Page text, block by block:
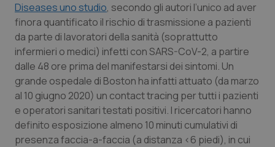
Vaccini
Diseases uno studio, secondo gli autori l’unico ad aver
finora quantificato il rischio di trasmissione a pazienti
da parte di lavoratori della sanità (soprattutto
infermieri o medici) infetti con SARS-CoV-2, a partire
dalle 48 ore prima del manifestarsi dei sintomi. Un
grande ospedale di Boston ha infatti attuato (da marzo
al 10 giugno 2020) un contact tracing per tutti i pazienti
e operatori sanitari testati positivi. I ricercatori hanno
definito esposizione almeno 10 minuti cumulativi di
presenza faccia-a-faccia (a distanza <6 piedi), in cui